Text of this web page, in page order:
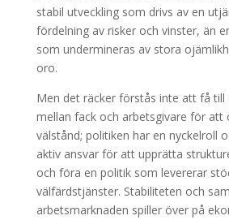
stabil utveckling som drivs av en
fördelning av risker och vinster, än
som undermineras av stora
oro.
Men det räcker förstås inte att få till
mellan fack och arbetsgivare för att
välstånd; politiken har en nyckelroll
aktiv ansvar för att upprätta
och föra en politik som levererar
välfärdstjänster. Stabiliteten och
arbetsmarknaden spiller över på